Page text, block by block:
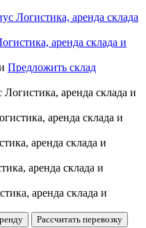
Предложить склад
Рассчитать перевозку